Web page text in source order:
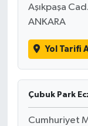
Aşıkpaşa
ANKARA
Yol Tarifi
Çubuk Park
Cumhuriyet